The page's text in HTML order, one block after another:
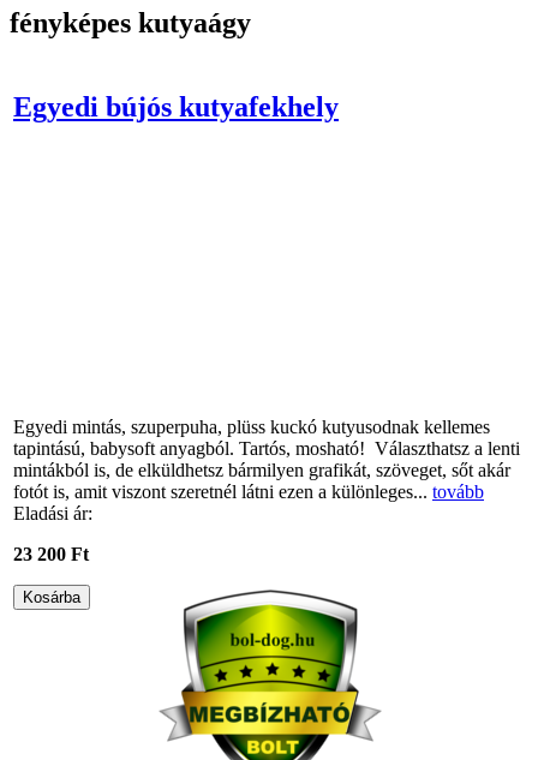
fényképes kutyaágy
Egyedi bújós kutyafekhely
Egyedi mintás, szuperpuha, plüss kuckó kutyusodnak kellemes
tapintású, babysoft anyagból. Tartós, mosható! Választhatsz a lenti
mintákból is, de elküldhetsz bármilyen grafikát, szöveget, sőt akár
fotót is, amit viszont szeretnél látni ezen a különleges... tovább
Eladási ár:
23 200 Ft